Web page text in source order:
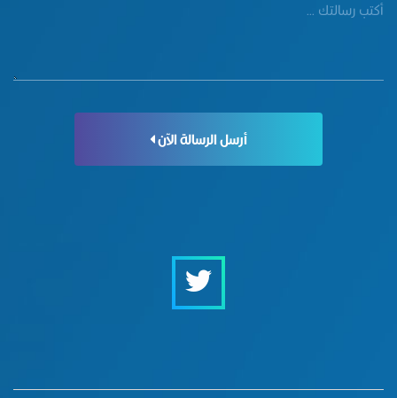
أرسل الرسالة الآن